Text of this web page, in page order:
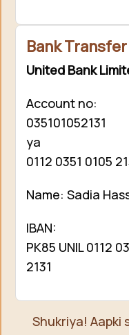
Bank
United Bank
Account no:
035101052131
ya
0112 0351 0105
Name: Sadia
IBAN:
PK85 UNIL 0112
2131
Shukriya! Aapki